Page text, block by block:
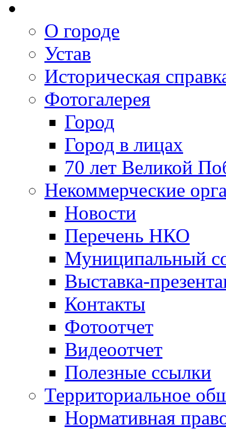
О городе
Устав
Историческая
Фотогалерея
Город
Город в лицах
70 лет Великой
Некоммерческие
Новости
Перечень НКО
Муниципальный
Выставка-
Контакты
Фотоотчет
Видеоотчет
Полезные ссылки
Территориальное
Нормативная